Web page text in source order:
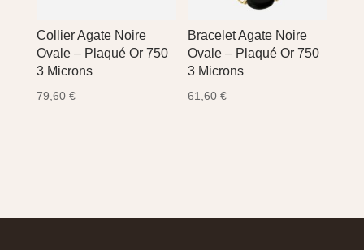
Collier Agate Noire
Ovale – Plaqué Or 750
3 Microns
79,60 €
Bracelet Agate Noire
Ovale – Plaqué Or 750
3 Microns
61,60€